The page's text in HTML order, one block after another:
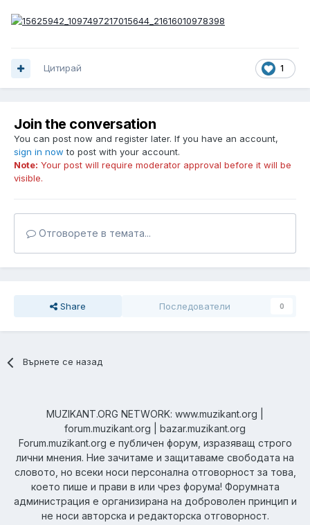
1
Цитирай
Join the conversation
You can post now and register later. If you have an account,
sign in now to post with your account.
Note: Your post will require moderator approval before it will be
visible.
Отговорете в темата...
Share Последователи 0
Върнете се назад
MUZIKANT.ORG NETWORK: www.muzikant.org |
forum.muzikant.org | bazar.muzikant.org
Forum.muzikant.org е публичен форум, изразяващ строго
лични мнения. Ние зачитаме и защитаваме свободата на
словото, но всеки носи персонална отговорност за това,
което пише и прави в или чрез форума! Форумната
администрация е организирана на доброволен принцип и
не носи авторска и редакторска отговорност.